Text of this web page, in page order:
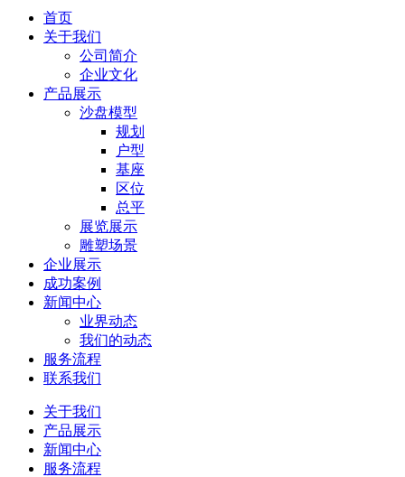
首页
关于我们
公司简介
企业文化
产品展示
沙盘模型
规划
户型
基座
区位
总平
展览展示
雕塑场景
企业展示
成功案例
新闻中心
业界动态
我们的动态
服务流程
联系我们
关于我们
产品展示
新闻中心
服务流程